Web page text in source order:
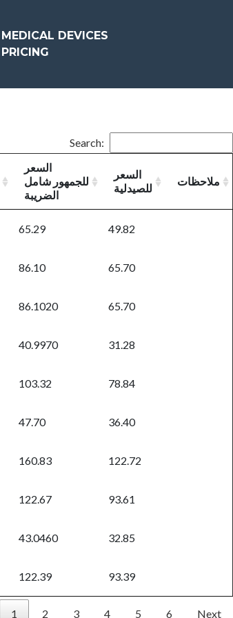
MEDICAL DEVICES
PRICING
Search:
السعر
للجمهور شامل
الضريبة
السعر
للصيدلية
ملاحظات
65.29 49.82
86.10 65.70
86.1020 65.70
40.9970 31.28
103.32 78.84
47.70 36.40
160.83 122.72
122.67 93.61
43.0460 32.85
122.39 93.39
1 2 3 4 5 6 Next